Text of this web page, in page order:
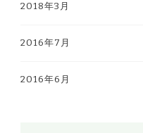
2018年3月
2016年7月
2016年6月